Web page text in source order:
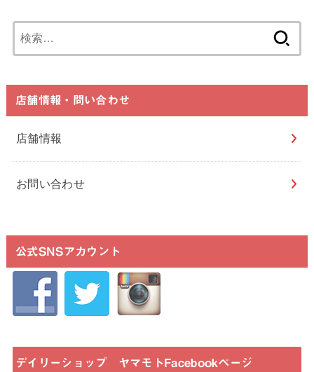
索:
店舗情報・問い合わせ
店舗情報
お問い合わせ
公式SNSアカウント
デイリーショップ ヤマモトFacebookページ